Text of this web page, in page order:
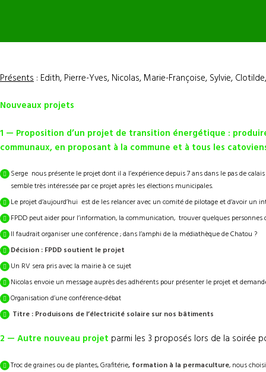
Présents : Edith, Pierre-Yves, Nicolas, Marie-Françoise, Sylvie,
Nouveaux projets
1 — Proposition d’un projet de transition énergétique :
communaux, en proposant à la commune et à tous les
Serge nous présente le projet dont il a l’expérience depuis 7 ans dans le pas de
semble très intéressée par ce projet après les élections municipales.
Le projet d’aujourd’hui est de les relancer avec un comité de pilotage et d’avoir
FPDD peut aider pour l’information, la communication, trouver quelques
Il faudrait organiser une conférence ; dans l’amphi de la médiathèque de Chatou ?
Décision : FPDD soutient le projet
Un RV sera pris avec la mairie à ce sujet
Nicolas envoie un message auprès des adhérents pour présenter le projet et
Organisation d’une conférence-débat
Titre : Produisons de l’électricité solaire sur nos bâtiments
2 — Autre nouveau projet parmi les 3 proposés lors de la soirée
Troc de graines ou de plantes, Grafitérie, formation à la permaculture, nous